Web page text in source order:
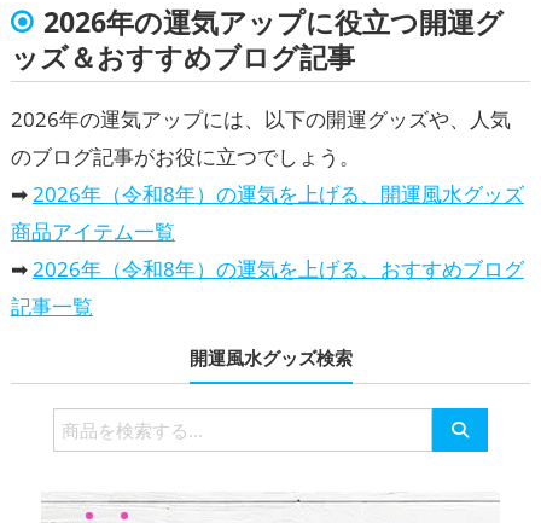
2026年の運気アップに役立つ開運グ
ッズ＆おすすめブログ記事
2026年の運気アップには、以下の開運グッズや、人気
のブログ記事がお役に立つでしょう。
➡2026年（令和8年）の運気を上げる、開運風水グッズ
商品アイテム一覧
➡2026年（令和8年）の運気を上げる、おすすめブログ
記事一覧
開運風水グッズ検索
検
索
象: